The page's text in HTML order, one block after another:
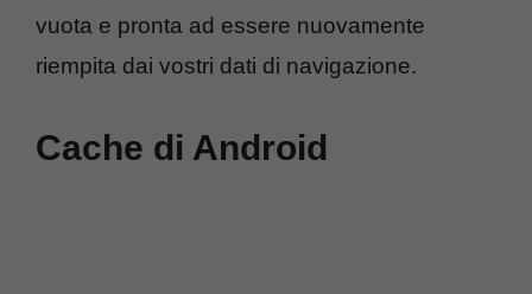
vuota e pronta ad essere nuovamente
riempita dai vostri dati di navigazione.
Cache di Android